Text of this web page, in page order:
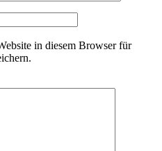
in diesem Browser für